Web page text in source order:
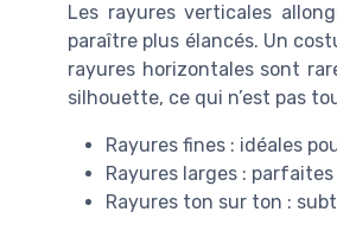
Les rayures verticales
paraître plus élancés. Un
rayures horizontales sont
silhouette, ce qui n’est pas
Rayures fines : idéales
Rayures larges :
Rayures ton sur ton :